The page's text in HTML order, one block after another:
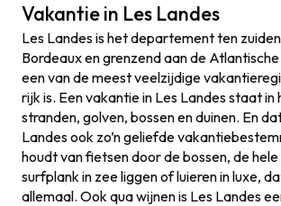
Vakantie in Les Landes
Les Landes is het departement ten
Bordeaux en grenzend aan de
een van de meest veelzijdige
rijk is. Een vakantie in Les Landes staat
stranden, golven, bossen en duinen. En
Landes ook zo’n geliefde
houdt van fietsen door de bossen, de
surfplank in zee liggen of luieren in luxe,
allemaal. Ook qua wijnen is Les Landes